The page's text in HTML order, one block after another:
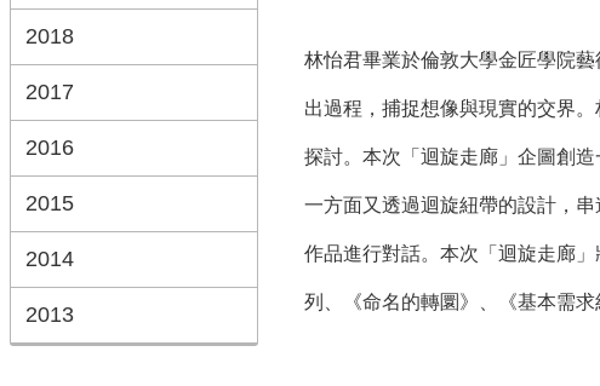
2018
2017
2016
2015
2014
2013
林怡君畢業於倫敦大學金匠學院
出過程，捕捉想像與現實的交界
探討。本次「迴旋走廊」企圖創
一方面又透過迴旋紐帶的設計，
作品進行對話。本次「迴旋走廊
列、《命名的轉圜》、《基本需